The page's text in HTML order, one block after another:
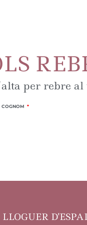
per rebre
COGNOM
LLOGUER